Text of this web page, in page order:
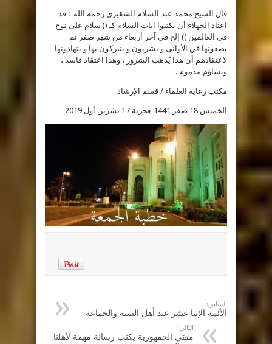
قال الشيخ محمد عبد السلام الشقيري رحمه الله : قد
اعتاد الجهلاء أن يكتبوا آيات السلام كـ (( سلام على نوح
في العالمين )) إلخ في آخر أربعاء من شهر صفر ثم
يضعونها في الأواني و يشربون و يتبركون بها و يتهادونها
لاعتقادهم أن هذا يُذهب الشرور ، وهذا اعتقاد فاسد ،
وتشاؤم مذموم .
مكتب رعاية العلماء / قسم الإرشاد
الخميس 18 صفر 1441 هجرية 17 تشرين أول 2019
السابق:
الأئمة الإثنا عشر عند أهل السنة والجماعة
التالي:
مفتي الجمهورية يكتب رسالة مهمة لأهلنا